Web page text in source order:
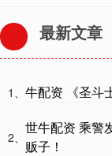
最新文章
1、 牛配资 《圣斗
2、
世牛配资 乘警
贩子！